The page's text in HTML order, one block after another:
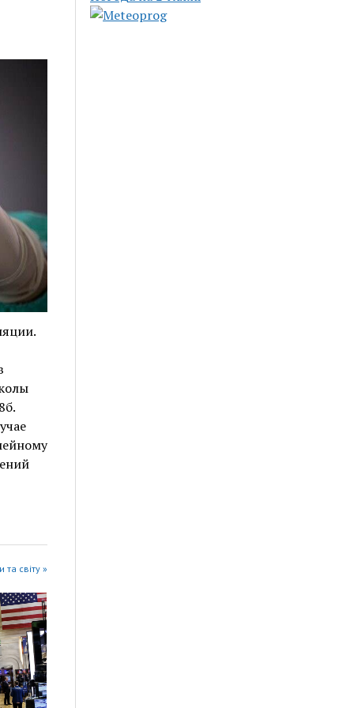
світу »